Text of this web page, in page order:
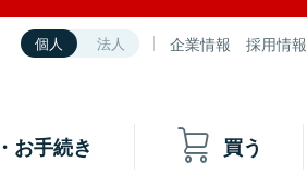
個人 法人 企業情報 採用情報
お手続き 買う